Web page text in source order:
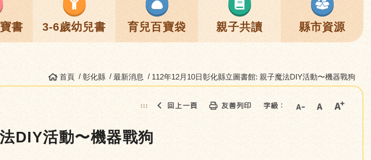
書 3-6歲幼兒書 育兒百寶袋 親子共讀 縣市資源
首頁 彰化縣 最新消息 112年12月10日彰化縣立圖書館: 親子魔法DIY活動〜機器戰狗
::: 回上一頁 友善列印 字級：
DIY活動〜機器戰狗